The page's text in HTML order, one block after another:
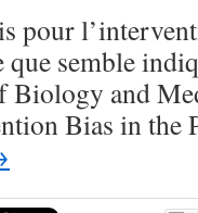
que semble
Biology and
Bias in